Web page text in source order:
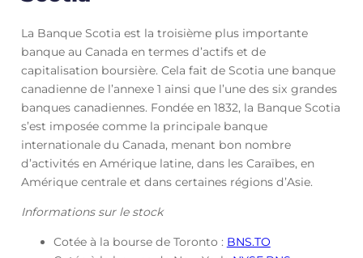
La Banque Scotia est la troisième plus importante
banque au Canada en termes d’actifs et de
capitalisation boursière. Cela fait de Scotia une banque
canadienne de l’annexe 1 ainsi que l’une des six grandes
banques canadiennes. Fondée en 1832, la Banque Scotia
s’est imposée comme la principale banque
internationale du Canada, menant bon nombre
d’activités en Amérique latine, dans les Caraïbes, en
Amérique centrale et dans certaines régions d’Asie.
Informations sur le stock
Cotée à la bourse de Toronto : BNS.TO